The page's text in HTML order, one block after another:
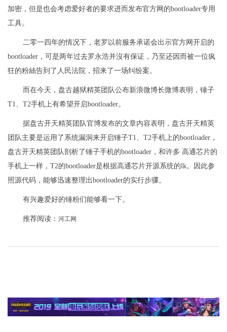
加密，但是也会考虑爱好者的要求进而发布官方网的bootloader专用
工具。
二零一四年的情况下，老罗以前服务承诺会出示官方网开启的
bootloader，可是两年过去罗永浩并沒有保证，乃至还因而被一位疯
狂的粉絲告到了人民法院，招来了一场纠纷案。
而在今天，盘古越狱精英团队公布新浪微博长微博表明，锤子
T1、T2手机上有希望开启bootloader。
据盘古开天精英团队官博发布的文章内容表明，盘古开天精英
团队主要是运用了系统漏洞来开启锤子T1、T2手机上的bootloader，
盘古开天精英团队剖析了锤子手机的bootloader，和许多 高通芯片的
手机上一样，T2的bootloader是根据高通芯片开源系统的lk。因此参
照源代码，能够迅速整理出bootloader的实行步骤。
有兴趣爱好的锤粉们能够看一下。
推荐阅读： 河工网